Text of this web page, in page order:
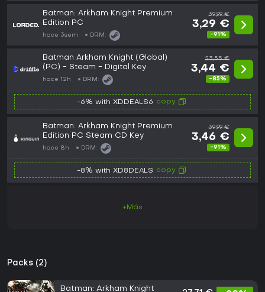
Batman: Arkham Knight Premium
Edition PC
hace 3sem DRM:
39,99 €
3,29 €
-91%
Batman Arkham Knight (Global)
(PC) - Steam - Digital Key
hace 12h DRM:
23,55 €
3,44 €
-85%
-6% with XDDEALS6 copy
Batman: Arkham Knight Premium
Edition PC Steam CD Key
hace 8h DRM:
39,99 €
3,46 €
-91%
-8% with XD8DEALS copy
+Más
Packs (2)
Batman: Arkham Knight